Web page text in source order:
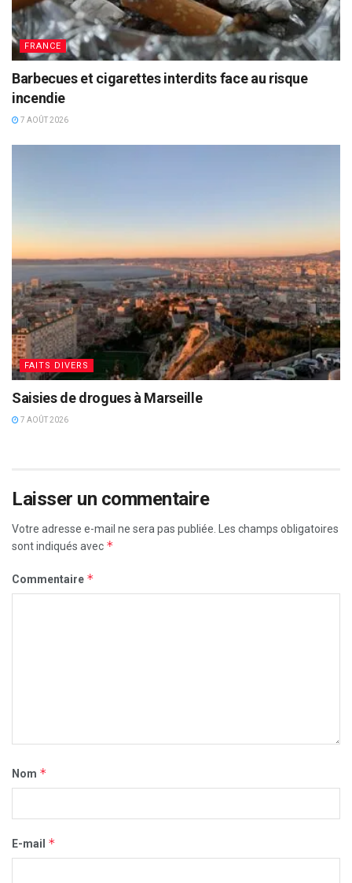
FRANCE
Barbecues et cigarettes interdits face au risque
incendie
7 AOÛT 2026
FAITS DIVERS
Saisies de drogues à Marseille
7 AOÛT 2026
Laisser un commentaire
Votre adresse e-mail ne sera pas publiée. Les champs obligatoires
sont indiqués avec *
Commentaire *
Nom *
E-mail *